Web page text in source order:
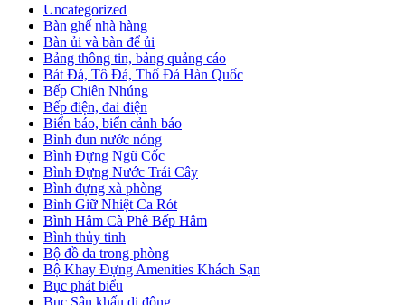
Uncategorized
Bàn ghế nhà hàng
Bàn ủi và bàn để ủi
Bảng thông tin, bảng quảng cáo
Bát Đá, Tô Đá, Thố Đá Hàn Quốc
Bếp Chiên Nhúng
Bếp điện, đai điện
Biển báo, biển cảnh báo
Bình đun nước nóng
Bình Đựng Ngũ Cốc
Bình Đựng Nước Trái Cây
Bình đựng xà phòng
Bình Giữ Nhiệt Ca Rót
Bình Hâm Cà Phê Bếp Hâm
Bình thủy tinh
Bộ đồ da trong phòng
Bộ Khay Đựng Amenities Khách Sạn
Bục phát biểu
Bục Sân khấu di động